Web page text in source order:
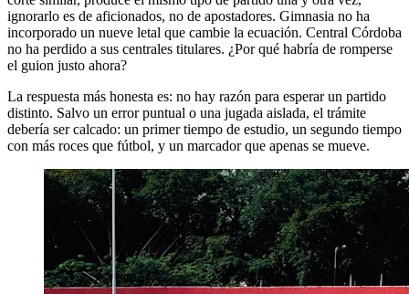
ignorarlo es de aficionados, no de apostadores. Gimnasia no ha
incorporado un nueve letal que cambie la ecuación. Central Córdoba
no ha perdido a sus centrales titulares. ¿Por qué habría de romperse
el guion justo ahora?
La respuesta más honesta es: no hay razón para esperar un partido
distinto. Salvo un error puntual o una jugada aislada, el trámite
debería ser calcado: un primer tiempo de estudio, un segundo tiempo
con más roces que fútbol, y un marcador que apenas se mueve.